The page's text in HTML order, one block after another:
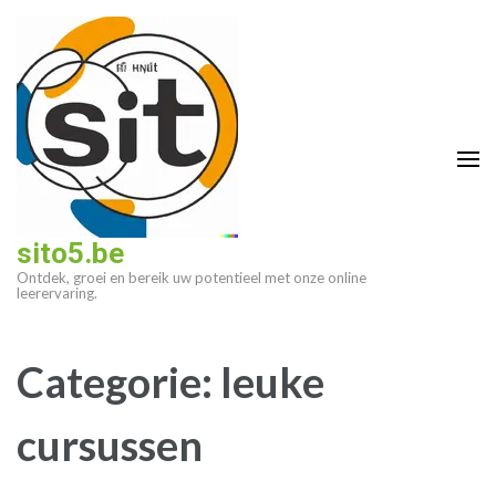
inhoud
(druk
enter)
sito5.be
Ontdek, groei en bereik uw potentieel met onze online
leerervaring.
Categorie: leuke
cursussen